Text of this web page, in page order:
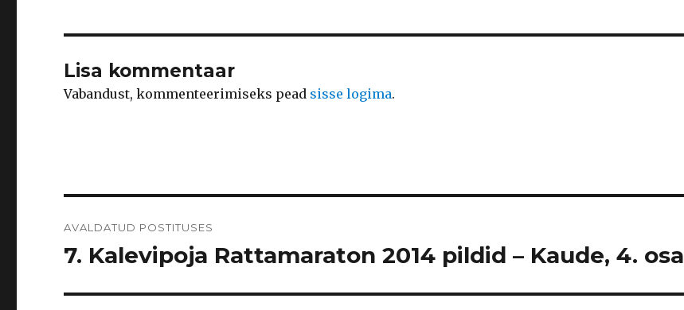
Lisa kommentaar
Vabandust, kommenteerimiseks pead sisse logima.
AVALDATUD POSTITUSES
7. Kalevipoja Rattamaraton 2014 pildid – Kaude, 4. osa